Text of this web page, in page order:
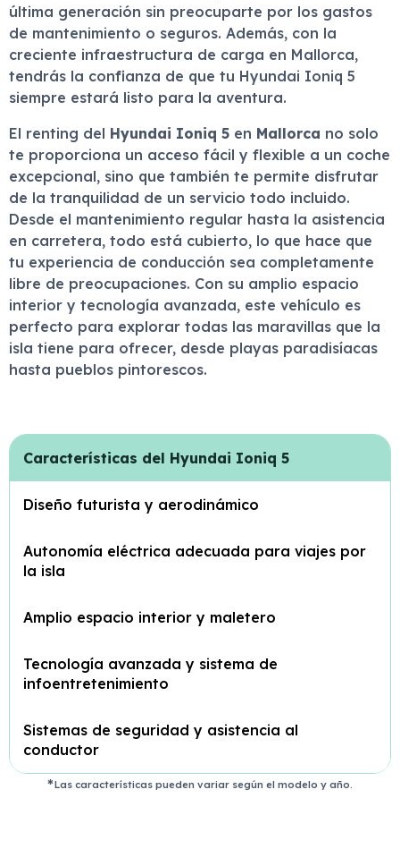
última generación sin preocuparte por los gastos
de mantenimiento o seguros. Además, con la
creciente infraestructura de carga en Mallorca,
tendrás la confianza de que tu Hyundai Ioniq 5
siempre estará listo para la aventura.
El renting del Hyundai Ioniq 5 en Mallorca no solo
te proporciona un acceso fácil y flexible a un coche
excepcional, sino que también te permite disfrutar
de la tranquilidad de un servicio todo incluido.
Desde el mantenimiento regular hasta la asistencia
en carretera, todo está cubierto, lo que hace que
tu experiencia de conducción sea completamente
libre de preocupaciones. Con su amplio espacio
interior y tecnología avanzada, este vehículo es
perfecto para explorar todas las maravillas que la
isla tiene para ofrecer, desde playas paradisíacas
hasta pueblos pintorescos.
Características del Hyundai Ioniq 5
Diseño futurista y aerodinámico
Autonomía eléctrica adecuada para viajes por
la isla
Amplio espacio interior y maletero
Tecnología avanzada y sistema de
infoentretenimiento
Sistemas de seguridad y asistencia al
conductor
Las características pueden variar según el modelo y año.